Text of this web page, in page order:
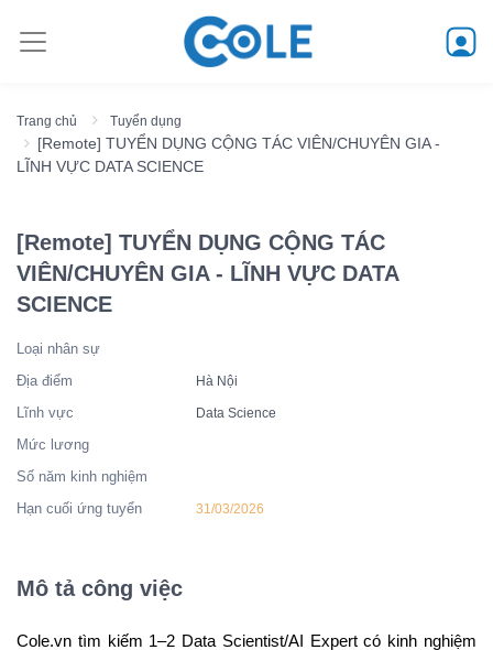
Trang chủ Tuyển dụng
[Remote] TUYỂN DỤNG CỘNG TÁC VIÊN/CHUYÊN GIA -
LĨNH VỰC DATA SCIENCE
[Remote] TUYỂN DỤNG CỘNG TÁC
VIÊN/CHUYÊN GIA - LĨNH VỰC DATA
SCIENCE
Loại nhân sự
Địa điểm
Hà Nội
Lĩnh vực Data Science
Mức lương
Số năm kinh nghiệm
Hạn cuối ứng tuyển
31/03/2026
Mô tả công việc
Cole.vn tìm kiếm 1–2 Data Scientist/AI Expert có kinh nghiệm